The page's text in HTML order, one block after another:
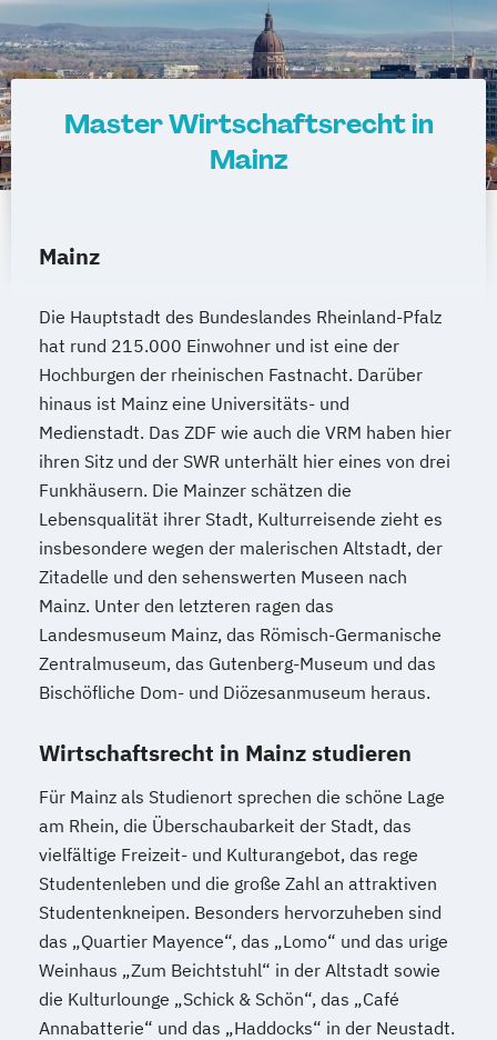
Master Wirtschaftsrecht in
Mainz
Mainz
Die Hauptstadt des Bundeslandes Rheinland-Pfalz
hat rund 215.000 Einwohner und ist eine der
Hochburgen der rheinischen Fastnacht. Darüber
hinaus ist Mainz eine Universitäts- und
Medienstadt. Das ZDF wie auch die VRM haben hier
ihren Sitz und der SWR unterhält hier eines von drei
Funkhäusern. Die Mainzer schätzen die
Lebensqualität ihrer Stadt, Kulturreisende zieht es
insbesondere wegen der malerischen Altstadt, der
Zitadelle und den sehenswerten Museen nach
Mainz. Unter den letzteren ragen das
Landesmuseum Mainz, das Römisch-Germanische
Zentralmuseum, das Gutenberg-Museum und das
Bischöfliche Dom- und Diözesanmuseum heraus.
Wirtschaftsrecht in Mainz studieren
Für Mainz als Studienort sprechen die schöne Lage
am Rhein, die Überschaubarkeit der Stadt, das
vielfältige Freizeit- und Kulturangebot, das rege
Studentenleben und die große Zahl an attraktiven
Studentenkneipen. Besonders hervorzuheben sind
das „Quartier Mayence“, das „Lomo“ und das urige
Weinhaus „Zum Beichtstuhl“ in der Altstadt sowie
die Kulturlounge „Schick & Schön“, das „Café
Annabatterie“ und das „Haddocks“ in der Neustadt.